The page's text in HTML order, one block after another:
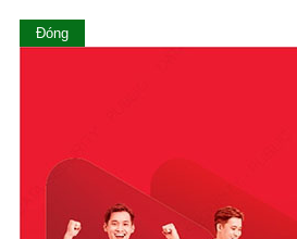
Quảng Ngãi
Quảng Ninh
Quảng Trị
Đóng